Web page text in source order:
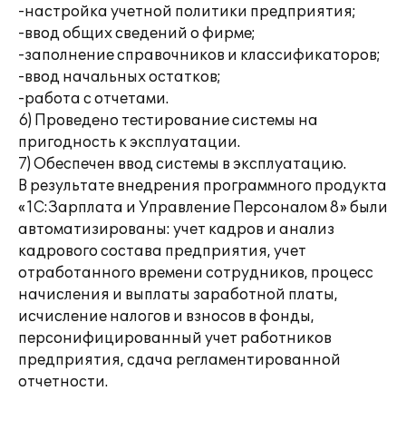
-настройка учетной политики предприятия;
-ввод общих сведений о фирме;
-заполнение справочников и классификаторов;
-ввод начальных остатков;
-работа с отчетами.
6) Проведено тестирование системы на
пригодность к эксплуатации.
7) Обеспечен ввод системы в эксплуатацию.
В результате внедрения программного продукта
«1С:Зарплата и Управление Персоналом 8» были
автоматизированы: учет кадров и анализ
кадрового состава предприятия, учет
отработанного времени сотрудников, процесс
начисления и выплаты заработной платы,
исчисление налогов и взносов в фонды,
персонифицированный учет работников
предприятия, сдача регламентированной
отчетности.